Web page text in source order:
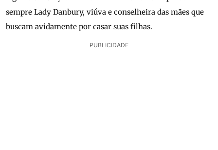
sempre Lady Danbury, viúva e conselheira das mães que
buscam avidamente por casar suas filhas.
PUBLICIDADE